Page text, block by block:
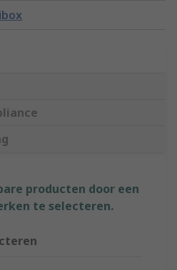
producten door een
te selecteren.